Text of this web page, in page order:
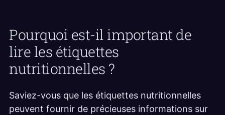
Pourquoi est-il important de
lire les étiquettes
nutritionnelles ?
Saviez-vous que les étiquettes nutritionnelles
peuvent fournir de précieuses informations sur